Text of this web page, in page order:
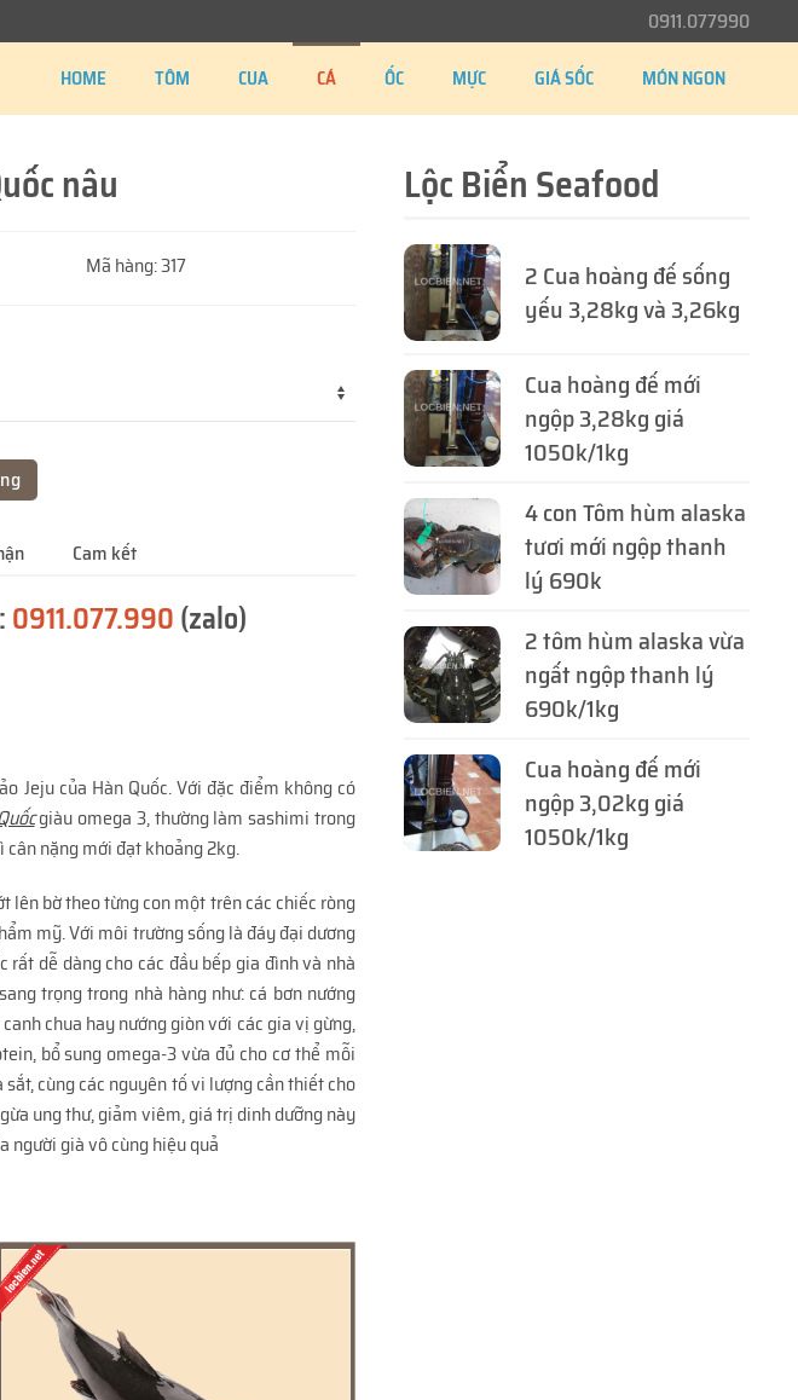
0911.077990
HOME TÔM CUA CÁ ỐC MỰC GIÁ SỐC MÓN NGON
nâu
Mã hàng:317
Cam kết
0911.077.990(zalo)
Jeju của Hàn Quốc. Với đặc điểm không có
giàu omega 3, thường làm sashimi trong
cân nặng mới đạt khoảng 2kg.
lên bờ theo từng con một trên các chiếc ròng
mỹ. Với môi trường sống là đáy đại dương
rất dễ dàng cho các đầu bếp gia đình và nhà
trọng trong nhà hàng như: cá bơn nướng
chua hay nướng giòn với các gia vị gừng,
bổ sung omega-3 vừa đủ cho cơ thể mỗi
cùng các nguyên tố vi lượng cần thiết cho
ung thư, giảm viêm, giá trị dinh dưỡng này
người già vô cùng hiệu quả
Lộc Biển Seafood
2 Cua hoàng đế sống
yếu 3,28kg và 3,26kg
Cua hoàng đế mới
ngộp 3,28kg giá
1050k/1kg
4 con Tôm hùm alaska
tươi mới ngộp thanh
lý 690k
2 tôm hùm alaska vừa
ngất ngộp thanh lý
690k/1kg
Cua hoàng đế mới
ngộp 3,02kg giá
1050k/1kg